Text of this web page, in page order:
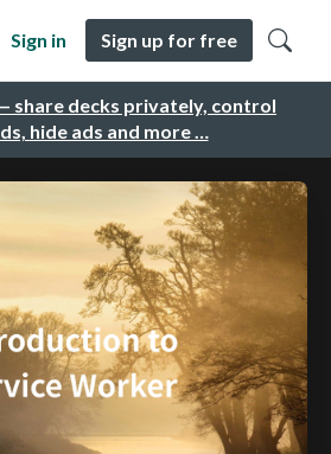
share decks privately, control
hide ads and more …
Sign in Sign up for free